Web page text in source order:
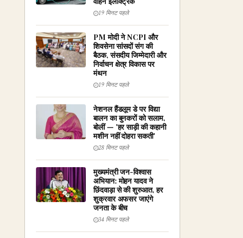
19 मिनट पहले
PM मोदी ने NCPI और
शिवसेना सांसदों संग की
बैठक, संसदीय जिम्मेदारी और
निर्वाचन क्षेत्र विकास पर
मंथन
19 मिनट पहले
नेशनल हैंडलूम डे पर विद्या
बालन का बुनकरों को सलाम,
बोलीं — 'हर साड़ी की कहानी
मशीन नहीं दोहरा सकती'
28 मिनट पहले
मुख्यमंत्री जन-विश्वास
अभियान: मोहन यादव ने
छिंदवाड़ा से की शुरुआत, हर
शुक्रवार अफसर जाएंगे
जनता के बीच
34 मिनट पहले